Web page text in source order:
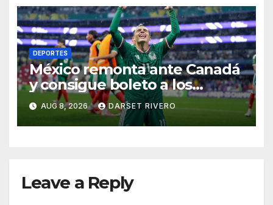
DEPORTES
México remonta ante Canadá
y consigue boleto a los
Juegos Olímpicos de Los
Ángeles 2028
AUG 8, 2026 DARSET RIVERO
Leave a Reply